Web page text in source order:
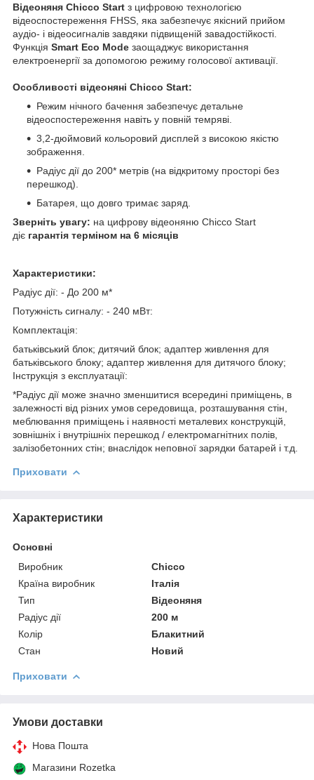
Відеоняня Chicco Start з цифровою технологією
відеоспостереження FHSS, яка забезпечує якісний прийом
аудіо- і відеосигналів завдяки підвищеній завадостійкості.
Функція Smart Eco Mode заощаджує використання
електроенергії за допомогою режиму голосової активації.
Особливості відеоняні Chicco Start:
Режим нічного бачення забезпечує детальне
відеоспостереження навіть у повній темряві.
3,2-дюймовий кольоровий дисплей з високою якістю
зображення.
Радіус дії до 200* метрів (на відкритому просторі без
перешкод).
Батарея, що довго тримає заряд.
Зверніть увагу: на цифрову відеоняню Chicco Start
діє гарантія терміном на 6 місяців
Характеристики:
Радіус дії: - До 200 м*
Потужність сигналу: - 240 мВт:
Комплектація:
батьківський блок; дитячий блок; адаптер живлення для
батьківського блоку; адаптер живлення для дитячого блоку;
Інструкція з експлуатації:
*Радіус дії може значно зменшитися всередині приміщень, в
залежності від різних умов середовища, розташування стін,
меблювання приміщень і наявності металевих конструкцій,
зовнішніх і внутрішніх перешкод / електромагнітних полів,
залізобетонних стін; внаслідок неповної зарядки батарей і т.д.
Приховати
Характеристики
Основні
Виробник
Chicco
Країна виробник
Італія
Тип
Відеоняня
Радіус дії
200 м
Колір
Блакитний
Стан
Новий
Приховати
Умови доставки
Нова Пошта
Магазини Rozetka